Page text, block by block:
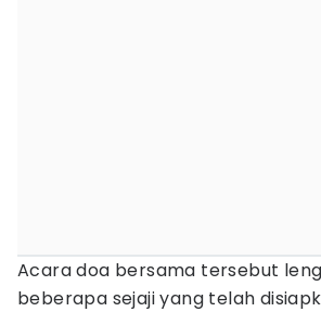
Acara doa bersama tersebut
beberapa sejaji yang telah